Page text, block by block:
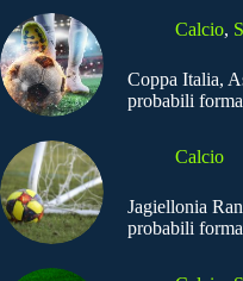
Calcio,
Coppa Italia,
probabili
Calcio
Jagiellonia
probabili